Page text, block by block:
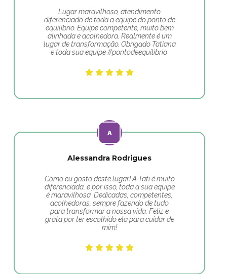
Lugar maravilhoso, atendimento
diferenciado de toda a equipe do ponto de
equilíbrio. Equipe competente, muito bem
alinhada e acolhedora. Realmente é um
lugar de transformação. Obrigado Tatiana
e toda sua equipe #pontodeequilibrio.
Alessandra Rodrigues
Como eu gosto deste lugar! A Tati é muito
diferenciada, e por isso, toda a sua equipe
é maravilhosa. Dedicadas, competentes,
acolhedoras, sempre fazendo de tudo
para transformar a nossa vida. Feliz e
grata por ter escolhido ela para cuidar de
mim!